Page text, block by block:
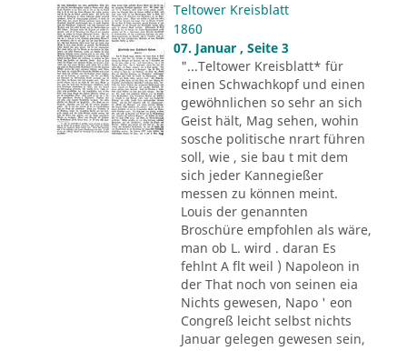
Teltower Kreisblatt
1860
07. Januar , Seite 3
"...Teltower Kreisblatt* für
einen Schwachkopf und einen
gewöhnlichen so sehr an sich
Geist hält, Mag sehen, wohin
sosche politische nrart führen
soll, wie , sie bau t mit dem
sich jeder Kannegießer
messen zu können meint.
Louis der genannten
Broschüre empfohlen als wäre,
man ob L. wird . daran Es
fehlnt A flt weil ) Napoleon in
der That noch von seinen eia
Nichts gewesen, Napo ' eon
Congreß leicht selbst nichts
Januar gelegen gewesen sein,